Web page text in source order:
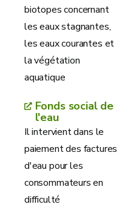
biotopes concernant
les eaux stagnantes,
les eaux courantes et
la végétation
aquatique
Fonds social de
l'eau
Il intervient dans le
paiement des factures
d'eau pour les
consommateurs en
difficulté